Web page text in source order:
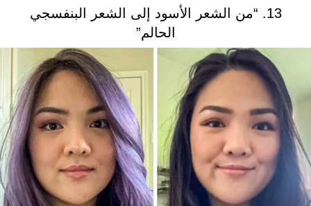
13. “من الشعر الأسود إلى الشعر البنفسجي
الحالم”